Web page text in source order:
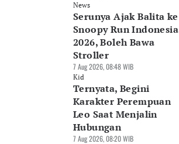
News
Serunya Ajak Balita ke
Snoopy Run Indonesia
2026, Boleh Bawa
Stroller
7 Aug 2026, 08:48 WIB
Kid
Ternyata, Begini
Karakter Perempuan
Leo Saat Menjalin
Hubungan
7 Aug 2026, 08:20 WIB